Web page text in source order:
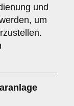
und
um